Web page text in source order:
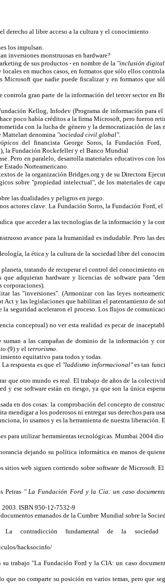
derecho al libre acceso a la cultura y el conocimiento
los impulsan.
inversiones monstruosas en hardware?
de sus productos - en nombre de la "inclusión
en muchos casos, en formatos que sólo ellos
que nadie puede fiscalizar y en formatos que
gran parte de la información del tercer sector en
Kellog, Infodev (Programa de información para
poco había créditos a la firma Microsoft, pero fueron
con la lucha de género y la democratización de las
Mattelart denomina "sociedad civil global".
del financista George Soros, la Fundación Ford,
la Fundación Rockefeller y el Banco Mundial
Pero en paralelo, desarrolla materiales educativos con
Estado Norteamericano.
de la organización Bridges.org y de su Directora
sobre "propiedad intelectual", de los materiales de
las dualidades y peligros en juego.
actores clave: La Fundación Soros, la Fundación Ford, el
que acceder a las tecnologías de la información y la
avance para la humanidad es indudable. Pero las
la ética y la cultura de la sociedad libre del
tratando de recuperar el control del conocimiento en
adquieran hardware y licencias de software para
corporaciones).
las "inversiones". (Armonizar con las leyes
y las legislaciones que habilitan el patentamiento de
seguridad aceleraron el proceso. Los flujos de
conceptual) no ver esta realidad es pecar de
a las campañas de dominio de la información y
(9) y el terrorismo.
equitativo para todos y todas.
respuesta es que el "luddismo informacional"es tan
que otro mundo es real. El trabajo de años de la
y ese software están en riesgo, ya que son la única
en dos cosas: la comprobación del concepto de
a los poderosos ni entregar sus derechos para
lo usamos y es la herramienta de nuestra liberación.
para utilizar herramientas tecnológicas. Mumbai 2004
dejando su política informática en manos de
web siguen corriendo sobre software de Microsoft.
Petras " La Fundación Ford y la Cia: un caso
ISBN 950-12-7532-9
emanados de la Cumbre Mundial sobre la
contradicción fundamental de la sociedad
hacksocinfo/
su trabajo "La Fundación Ford y la CIA: un caso
que no comparte su posición en varios temas, pero que